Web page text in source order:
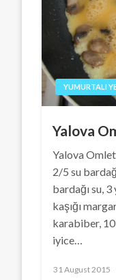
YUMURTALI
Yalova
Yalova
2/5 su
bardağı su,
kaşığı
karabiber, 10
iyice…
Posted
31 August 2015